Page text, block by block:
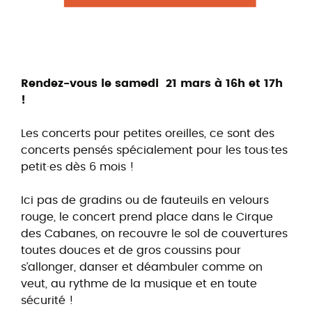
Rendez-vous le samedi 21 mars à 16h et 17h
!
Les concerts pour petites oreilles, ce sont des
concerts pensés spécialement pour les tous·tes
petit·es dès 6 mois !
Ici pas de gradins ou de fauteuils en velours
rouge, le concert prend place dans le Cirque
des Cabanes, on recouvre le sol de couvertures
toutes douces et de gros coussins pour
s’allonger, danser et déambuler comme on
veut, au rythme de la musique et en toute
sécurité !